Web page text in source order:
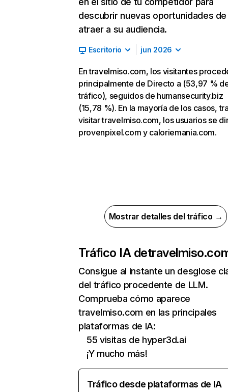
descubrir nuevas oportunidades de
atraer a su audiencia.
Escritorio jun 2026
En travelmiso.com, los visitantes
principalmente de Directo a (53,97 %
tráfico), seguidos de humansecurity.biz
(15,78 %). En la mayoría de los casos,
visitar travelmiso.com, los usuarios se
provenpixel.com y caloriemania.com.
Mostrar detalles del tráfico →
Tráfico IA de
Consigue al instante un desglose
del tráfico procedente de LLM.
Comprueba cómo aparece
travelmiso.com en las principales
plataformas de IA:
55 visitas de hyper3d.ai
¡Y mucho más!
Tráfico desde plataformas de IA